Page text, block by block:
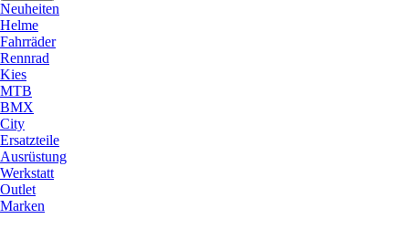
Neuheiten
Helme
Fahrräder
Rennrad
Kies
MTB
BMX
City
Ersatzteile
Ausrüstung
Werkstatt
Outlet
Marken